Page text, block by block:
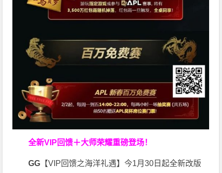
全新VIP回馈＋大师荣耀重磅登场！
GG 【VIP回馈之海洋礼遇】今1月30日起全新改版